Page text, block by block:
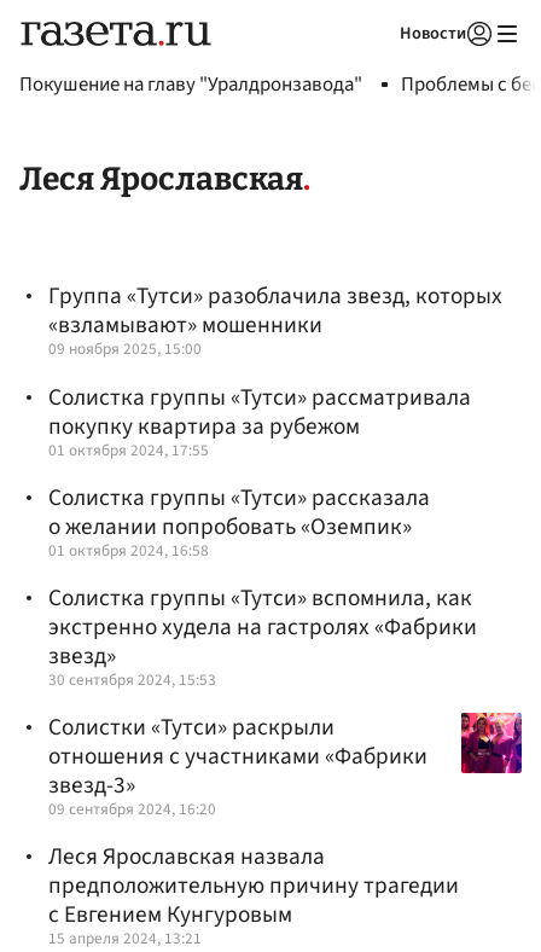
Новости
Покушение на главу "Уралдронзавода" Проблемы с
Леся Ярославская
Группа «Тутси» разоблачила звезд, которых
«взламывают» мошенники
09 ноября 2025, 15:00
Солистка группы «Тутси» рассматривала
покупку квартира за рубежом
01 октября 2024, 17:55
Солистка группы «Тутси» рассказала
о желании попробовать «Оземпик»
01 октября 2024, 16:58
Солистка группы «Тутси» вспомнила, как
экстренно худела на гастролях «Фабрики
звезд»
30 сентября 2024, 15:53
Солистки «Тутси» раскрыли
отношения с участниками «Фабрики
звезд-3»
09 сентября 2024, 16:20
Леся Ярославская назвала
предположительную причину трагедии
с Евгением Кунгуровым
15 апреля 2024, 13:21